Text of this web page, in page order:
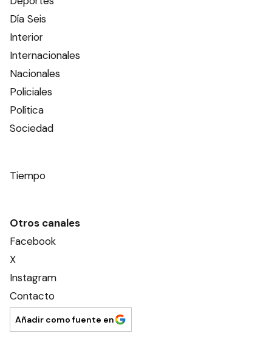
Día Seis
Interior
Internacionales
Nacionales
Policiales
Política
Sociedad
Tiempo
Otros canales
Facebook
X
Instagram
Contacto
Añadir como fuente en